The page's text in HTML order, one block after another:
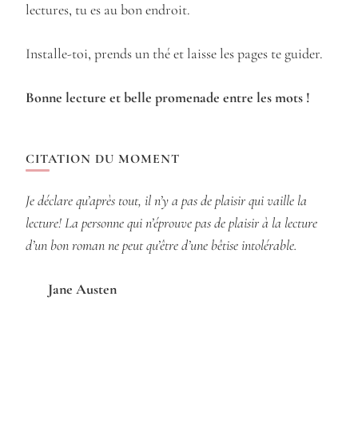
lectures, tu es au bon endroit.
Installe-toi, prends un thé et laisse les pages te guider.
Bonne lecture et belle promenade entre les mots !
CITATION DU MOMENT
Je déclare qu’après tout, il n’y a pas de plaisir qui vaille la
lecture! La personne qui n’éprouve pas de plaisir à la lecture
d’un bon roman ne peut qu’être d’une bêtise intolérable.
Jane Austen